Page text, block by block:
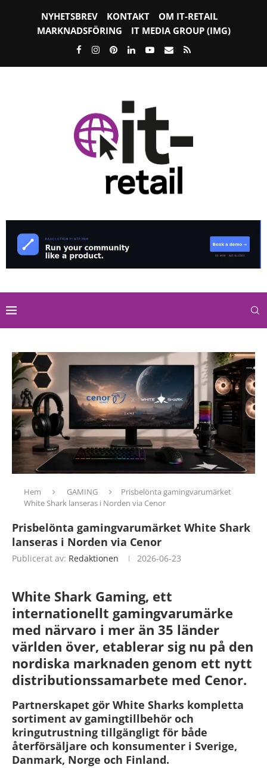
NYHETSBREV KONTAKT
OM IT-RETAIL
MARKNADSFÖRING
IT MEDIA GROUP (IMG)
Hem GAMING
Prisbelönta gamingvarumärket
White Shark lanseras i Norden via Cenor
Prisbelönta gamingvarumärket White Shark
lanseras i Norden via Cenor
Publicerat av: Redaktionen 2026-06-23
White Shark Gaming, ett
internationellt gamingvarumärke
med närvaro i mer än 35 länder
världen över, etablerar sig nu på den
nordiska marknaden genom ett nytt
distributionssamarbete med Cenor.
Partnerskapet gör White Sharks kompletta
sortiment av gamingtillbehör och
kringutrustning tillgängligt för både
återförsäljare och konsumenter i Sverige,
Danmark, Norge och Finland.